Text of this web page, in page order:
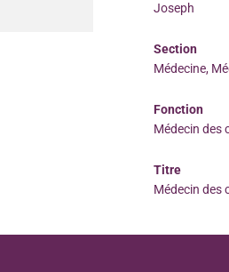
Joseph
Section
Médecine,
Fonction
Médecin des
Titre
Médecin des